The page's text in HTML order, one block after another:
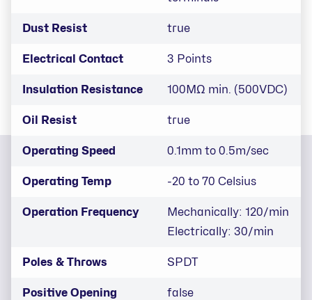
Dust Resist true
Electrical Contact 3 Points
Insulation Resistance 100MΩ min. (500VDC)
Oil Resist true
Operating Speed 0.1mm to 0.5m/sec
Operating Temp -20 to 70 Celsius
Operation Frequency
Mechanically: 120/min
Electrically: 30/min
Poles & Throws SPDT
Positive Opening false